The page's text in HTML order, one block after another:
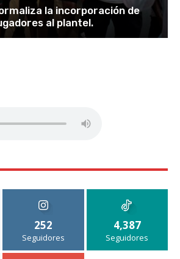
la incorporación de
al plantel.
252
Seguidores
4,387
Seguidores